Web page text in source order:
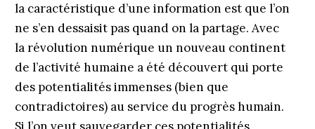
la caractéristique d’une information est que l’on
ne s’en dessaisit pas quand on la partage. Avec
la révolution numérique un nouveau continent
de l’activité humaine a été découvert qui porte
des potentialités immenses (bien que
contradictoires) au service du progrès humain.